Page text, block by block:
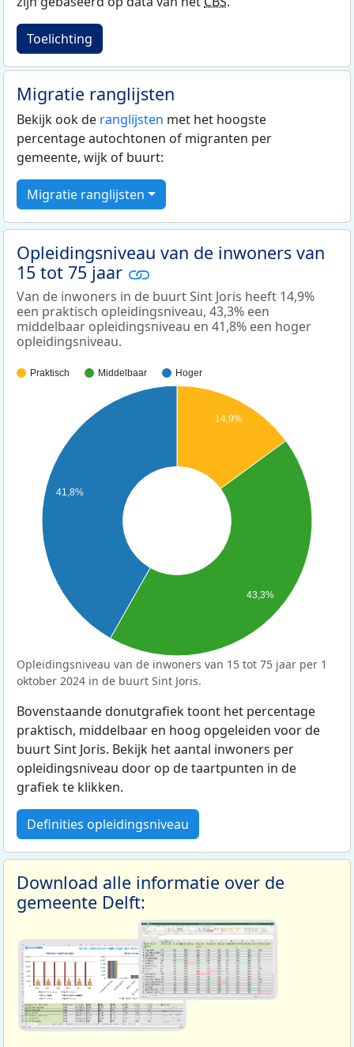
Toelichting
Migratie ranglijsten
Bekijk ook de ranglijsten met het hoogste
percentage autochtonen of migranten per
gemeente, wijk of buurt:
Migratie ranglijsten
Opleidingsniveau van de inwoners van
15 tot 75 jaar
Van de inwoners in de buurt Sint Joris heeft 14,9%
een praktisch opleidingsniveau, 43,3% een
middelbaar opleidingsniveau en 41,8% een hoger
opleidingsniveau.
Praktisch Middelbaar Hoger
14,9%
41,8%
43,3%
Opleidingsniveau van de inwoners van 15 tot 75 jaar per 1
oktober 2024 in de buurt Sint Joris.
Bovenstaande donutgrafiek toont het percentage
praktisch, middelbaar en hoog opgeleiden voor de
buurt Sint Joris. Bekijk het aantal inwoners per
opleidingsniveau door op de taartpunten in de
grafiek te klikken.
Definities opleidingsniveau
Download alle informatie over de
gemeente Delft: